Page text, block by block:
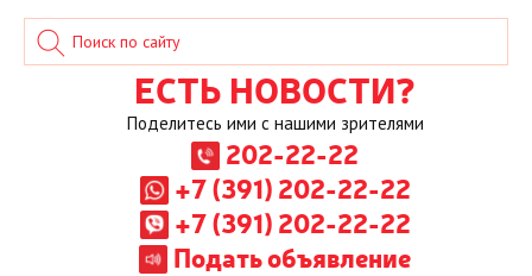
ЕСТЬ НОВОСТИ?
Поделитесь ими с нашими зрителями
202-22-22
+7 (391) 202-22-22
+7 (391) 202-22-22
Подать объявление